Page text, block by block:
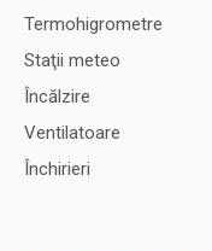
Termohigrometre
Staţii meteo
Încălzire
Ventilatoare
Închirieri